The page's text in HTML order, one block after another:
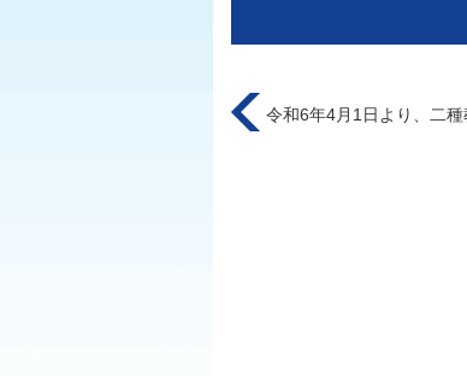
令和6年4月1日より、二種